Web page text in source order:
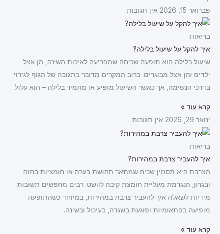
פברואר 15, 2026
אין תגובות
בריאות
איך להקל על שיעול בלילה?
שיעול בלילה הוא תופעה שכיחה שמפריעה לאיכות השינה, הן אצל
ילדים והן אצל מבוגרים. ברוב המקרים מדובר בתגובה של הגוף לגירוי
בדרכי הנשימה, אך כאשר השיעול מופיע או מחמיר בלילה – הוא עלול
קרא עוד »
ינואר 29, 2026
אין תגובות
בריאות
איך להעביר צרבת במהירות?
הצרבת היא תסמין שכיח שמתאר תחושת בערה או חומציות בחזה
ובגרון, הנגרמת מעליית חומצת קיבה לוושט. רבים מחפשים תשובות
מידיות לשאלה איך להעביר צרבת במהירות, במיוחד כשהתופעה
מופיעה בפתאומיות ופוגעת בשגרה, בעיכול ובשינה.
קרא עוד »